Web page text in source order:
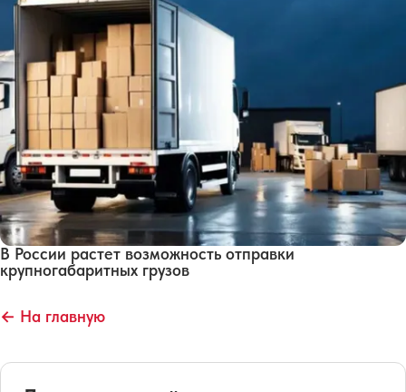
В России растет возможность отправки
крупногабаритных грузов
← На главную